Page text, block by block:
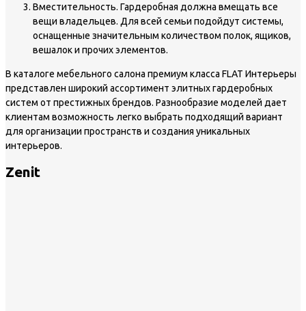
Вместительность. Гардеробная должна вмещать все
вещи владельцев. Для всей семьи подойдут системы,
оснащенные значительным количеством полок, ящиков,
вешалок и прочих элементов.
В каталоге мебельного салона премиум класса FLAT Интерьеры
представлен широкий ассортимент элитных гардеробных
систем от престижных брендов. Разнообразие моделей дает
клиентам возможность легко выбрать подходящий вариант
для организации пространств и создания уникальных
интерьеров.
Zenit